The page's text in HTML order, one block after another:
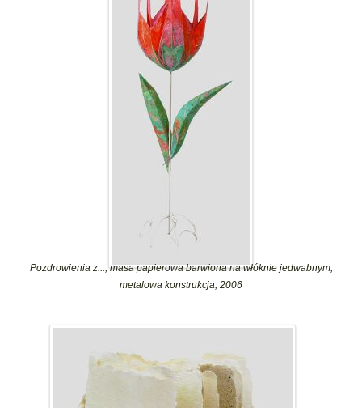
Pozdrowienia z..., masa papierowa barwiona na włóknie jedwabnym,
metalowa konstrukcja, 2006